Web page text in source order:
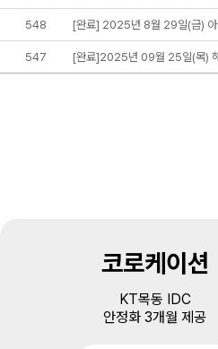
548 [완료] 2025년 8월 29일(금) 아
547 [완료]2025년 09월 25일(목)
코로케이션
KT목동 IDC
안정화 3개월 제공